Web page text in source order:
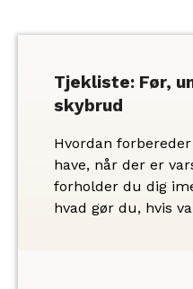
Tjekliste: Før,
skybrud
Hvordan
have, når der er
forholder du dig
hvad gør du, hvis